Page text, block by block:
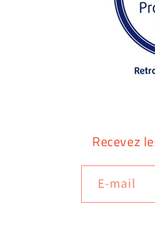
Recevez
E-mail